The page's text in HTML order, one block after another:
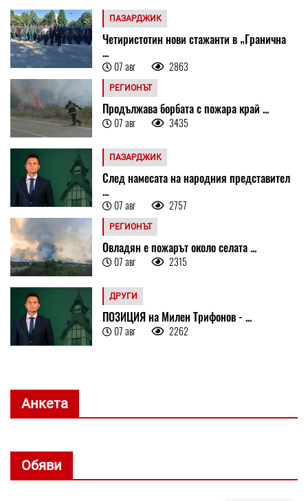
ПАЗАРДЖИК
Четиристотин нови стажанти в „Гранична
...
07 авг 2863
РЕГИОНЪТ
Продължава борбата с пожара край ...
07 авг 3435
ПАЗАРДЖИК
След намесата на народния представител
...
07 авг 2757
РЕГИОНЪТ
Овладян е пожарът около селата ...
07 авг 2315
ДРУГИ
ПОЗИЦИЯ на Милен Трифонов - ...
07 авг 2262
Анкета
Обяви